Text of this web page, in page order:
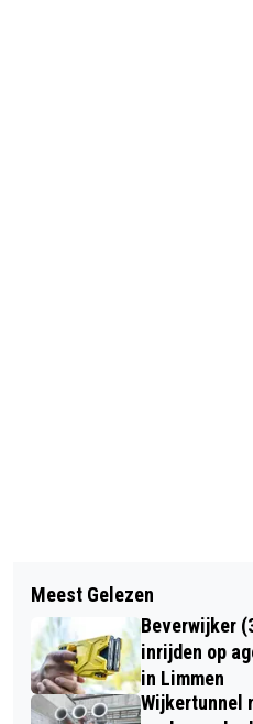
CASTRICUM -
AANGETROFFEN IN
MOZART EN DE
DE ‘KLEINE
GROOT COMPONIST
Meest Gelezen
Beverwijker
inrijden op
in Limmen
Wijkertunnel